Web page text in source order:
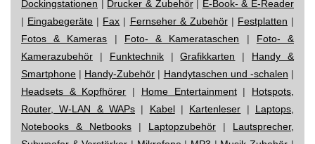
Dockingstationen | Drucker & Zubehör| E-Book- & E-Reader
| Eingabegeräte | Fax | Fernseher & Zubehör| Festplatten |
Fotos & Kameras | Foto- & Kamerataschen | Foto- &
Kamerazubehör | Funktechnik|Grafikkarten | Handy &
Smartphone | Handy-Zubehör | Handytaschen und -schalen |
Headsets & Kopfhörer | Home Entertainment| Hotspots,
Router, W-LAN & WAPs | Kabel| Kartenleser | Laptops,
Notebooks & Netbooks | Laptopzubehör | Lautsprecher,